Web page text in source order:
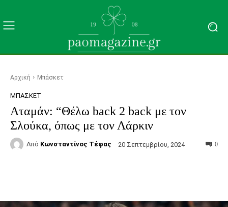
Αρχική Μπάσκετ
ΜΠΆΣΚΕΤ
Αταμάν: “Θέλω back 2 back με τον
Σλούκα, όπως με τον Λάρκιν
Από Κωνσταντίνος Τέφας 20 Σεπτεμβρίου, 2024 0